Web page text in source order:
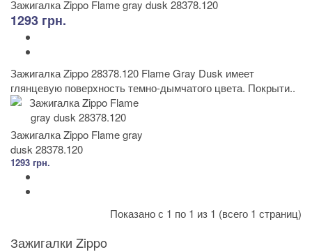
Зажигалка Zippo Flame gray dusk 28378.120
1293 грн.
Зажигалка Zippo 28378.120 Flame Gray Dusk имеет
глянцевую поверхность темно-дымчатого цвета. Покрыти..
Зажигалка Zippo Flame gray
dusk 28378.120
1293 грн.
Показано с 1 по 1 из 1 (всего 1 страниц)
Зажигалки Zippo